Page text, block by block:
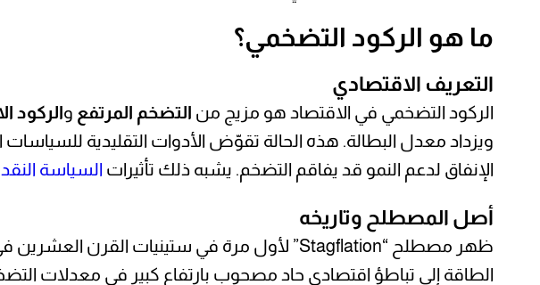
ما هو الركود التضخمي؟
التعريف الاقتصادي
الركود التضخمي في الاقتصاد هو مزيج من التضخم المرتفع والركود
ويزداد معدل البطالة. هذه الحالة تقوّض الأدوات التقليدية
الإنفاق لدعم النمو قد يفاقم التضخم. يشبه ذلك تأثيرات السياسة
أصل المصطلح وتاريخه
ظهر مصطلح “Stagflation” لأول مرة في ستينيات القرن العشرين في بريطانيا، لكنه اشتهر عالميًا خلال
الطاقة إلى تباطؤ اقتصادي حاد مصحوب بارتفاع كبير في معدلات